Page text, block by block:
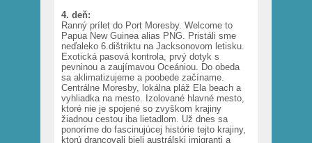
4. deň:
Ranný prílet do Port Moresby. Welcome to
Papua New Guinea alias PNG. Pristáli sme
neďaleko 6.dištriktu na Jacksonovom letisku.
Exotická pasová kontrola, prvý dotyk s
pevninou a zaujímavou Oceániou. Do obeda
sa aklimatizujeme a poobede začíname.
Centrálne Moresby, lokálna pláž Ela beach a
vyhliadka na mesto. Izolované hlavné mesto,
ktoré nie je spojené so zvyškom krajiny
žiadnou cestou iba lietadlom. Už dnes sa
ponoríme do fascinujúcej histórie tejto krajiny,
ktorú drancovali bieli austrálski imigranti a